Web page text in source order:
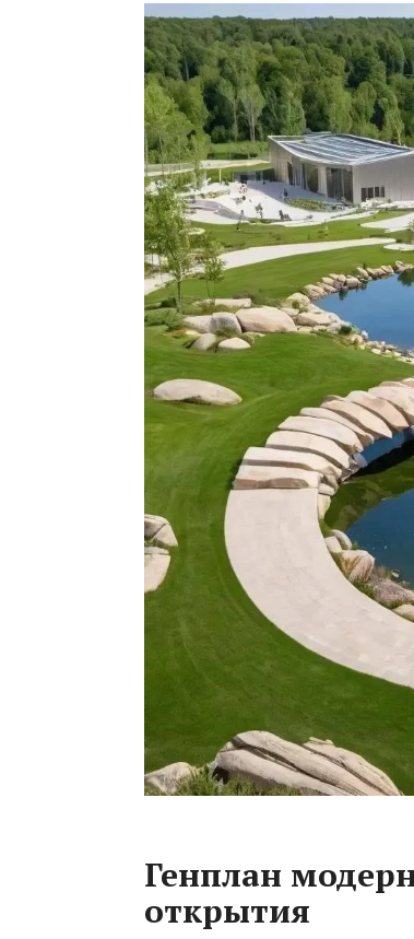
Генплан
открытия